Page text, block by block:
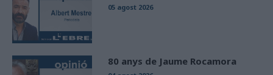
05 agost 2026
80 anys de Jaume Rocamora